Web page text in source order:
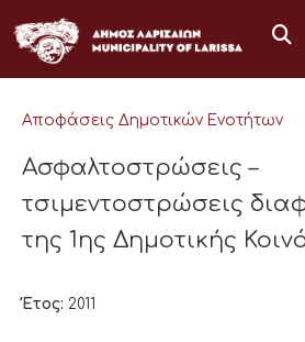
στο
περιεχόμενο
Αποφάσεις Δημοτικών Ενοτήτων
Ασφαλτοστρώσεις –
τσιμεντοστρώσεις
της 1ης Δημοτικής
Έτος: 2011